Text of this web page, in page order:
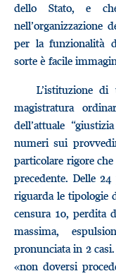
dello Stato, e
nell’organizzazione
per la funzionalità
sorte è facile
L’istituzione di
magistratura
dell’attuale
numeri sui
particolare rigore
precedente. Delle
riguarda le tipologie
censura 10, perdita
massima,
pronunciata in 2
«non doversi